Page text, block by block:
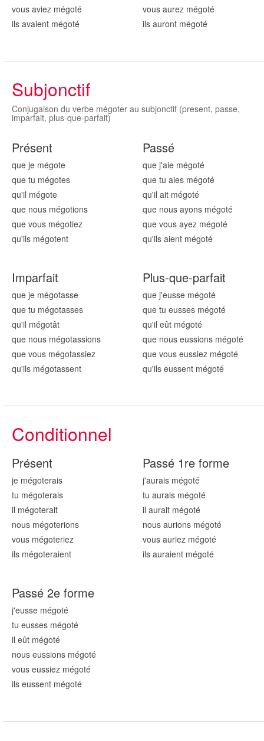
vous aviez mégoté
ils avaient mégoté
vous aurez mégoté
ils auront mégoté
Subjonctif
Conjugaison du verbe mégoter au subjonctif (present, passe,
imparfait, plus-que-parfait)
Présent
que je mégote
que tu mégotes
qu'il mégote
que nous mégotions
que vous mégotiez
qu'ils mégotent
Passé
que j'aie mégoté
que tu aies mégoté
qu'il ait mégoté
que nous ayons mégoté
que vous ayez mégoté
qu'ils aient mégoté
Imparfait
que je mégotasse
que tu mégotasses
qu'il mégotât
que nous mégotassions
que vous mégotassiez
qu'ils mégotassent
Plus-que-parfait
que j'eusse mégoté
que tu eusses mégoté
qu'il eût mégoté
que nous eussions mégoté
que vous eussiez mégoté
qu'ils eussent mégoté
Conditionnel
Présent
je mégoterais
tu mégoterais
il mégoterait
nous mégoterions
vous mégoteriez
ils mégoteraient
Passé 1re forme
j'aurais mégoté
tu aurais mégoté
il aurait mégoté
nous aurions mégoté
vous auriez mégoté
ils auraient mégoté
Passé 2e forme
j'eusse mégoté
tu eusses mégoté
il eût mégoté
nous eussions mégoté
vous eussiez mégoté
ils eussent mégoté